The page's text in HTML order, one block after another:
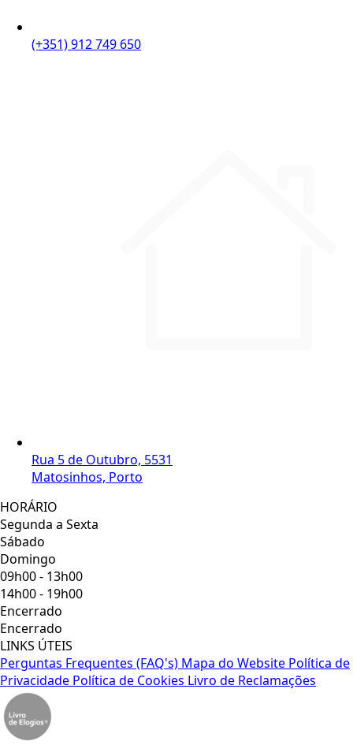
(+351) 912 749 650
Rua 5 de Outubro, 5531
Matosinhos, Porto
HORÁRIO
Segunda a Sexta
Sábado
Domingo
09h00 - 13h00
14h00 - 19h00
Encerrado
Encerrado
LINKS ÚTEIS
Perguntas Frequentes (FAQ's) Mapa do Website Política de
Privacidade Política de Cookies Livro de Reclamações